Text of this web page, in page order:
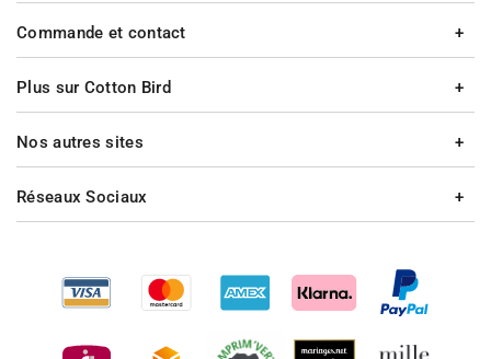
Commande et contact
Plus sur Cotton Bird
Nos autres sites
Réseaux Sociaux